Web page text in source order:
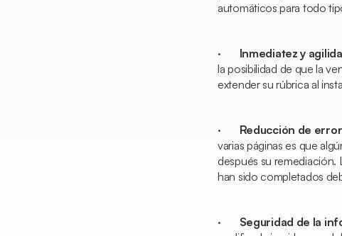
automáticos para todo
· Inmediatez y
la posibilidad de que la
extender su rúbrica al
· Reducción de
varias páginas es que
después su remediación.
han sido completados
· Seguridad de la